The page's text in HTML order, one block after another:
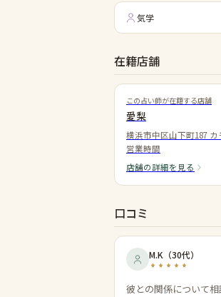
気学
在籍店舗
この占い師が在籍する店舗
愛梨
横浜市中区山下町187 カ
営業時間
店舗の詳細を見る
口コミ
M.K （30代）
彼との関係について